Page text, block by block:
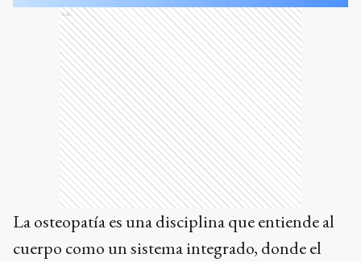
Ads
La osteopatía es una disciplina que entiende al
cuerpo como un sistema integrado, donde el